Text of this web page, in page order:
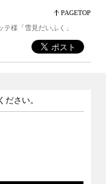
PAGETOP
様「雪見だいふく」
さい。